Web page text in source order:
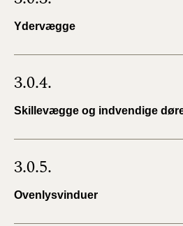
Ydervægge
3.0.4.
Skillevægge og indvendige
3.0.5.
Ovenlysvinduer